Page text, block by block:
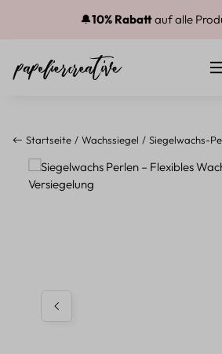
Zum Hauptinhalt springen
🔔10% Rabattauf alle
Startseite Wachssiegel Siegelwachs-
Bildergalerie überspringen